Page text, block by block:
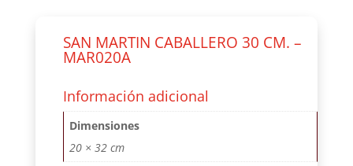
SAN MARTIN CABALLERO 30 CM. –
MAR020A
Información adicional
Dimensiones
20 × 32 cm